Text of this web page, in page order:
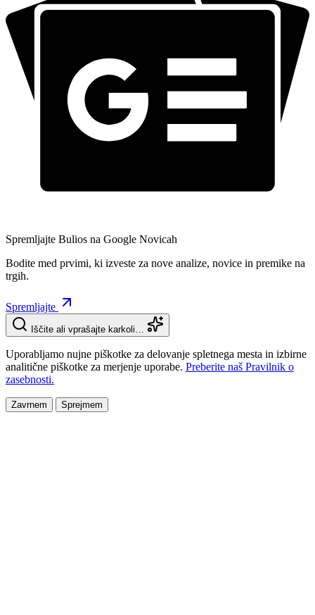
Spremljajte Bulios na Google Novicah
Bodite med prvimi, ki izveste za nove analize, novice in premike na
trgih.
Spremljajte
Iščite ali vprašajte karkoli…
Uporabljamo nujne piškotke za delovanje spletnega mesta in izbirne
analitične piškotke za merjenje uporabe. Preberite naš Pravilnik o
zasebnosti.
Zavrnem Sprejmem